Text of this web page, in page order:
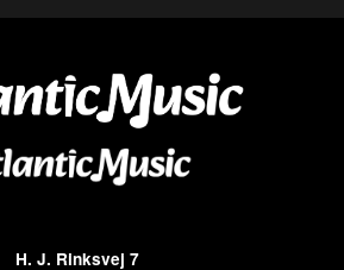
H. J. Rinksvej 7